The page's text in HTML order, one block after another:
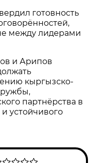
готовность
между лидерами
и Арипов
кыргызско-
партнёрства в
устойчивого